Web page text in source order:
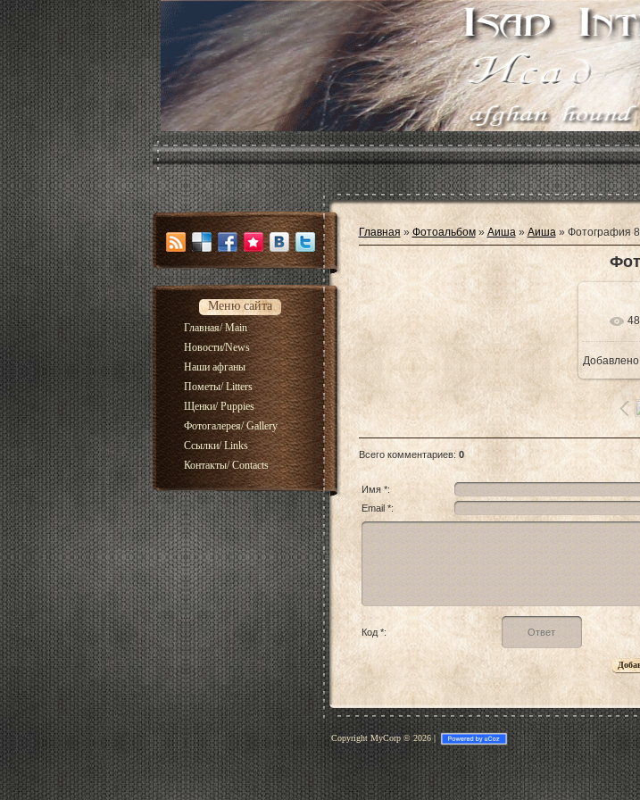
Меню сайта
Главная/ Main
Новости/News
Наши афганы
Пометы/ Litters
Щенки/ Puppies
Фотогалерея/ Gallery
Ссылки/ Links
Контакты/ Contacts
Главная » Фотоальбом» Аиша» Аиша» Фотография 8
В
Добавлено
Всего комментариев: 0
Имя *:
Email *:
Код *:
Copyright MyCorp © 2026|